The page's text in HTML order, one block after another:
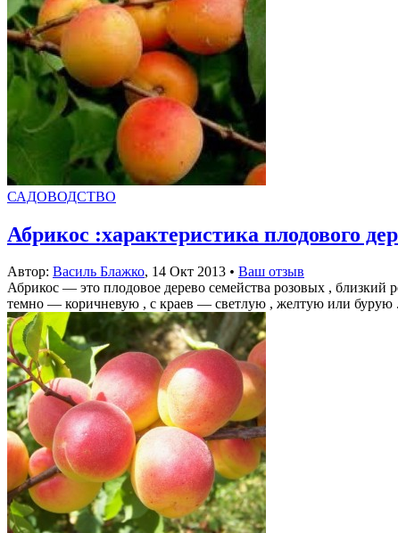
САДОВОДСТВО
Абрикос :характеристика плодового
Автор: Василь Блажко, 14 Окт 2013 • Ваш отзыв
Абрикос — это плодовое дерево семейства розовых ,
темно — коричневую , с краев — светлую , желтую или бурую